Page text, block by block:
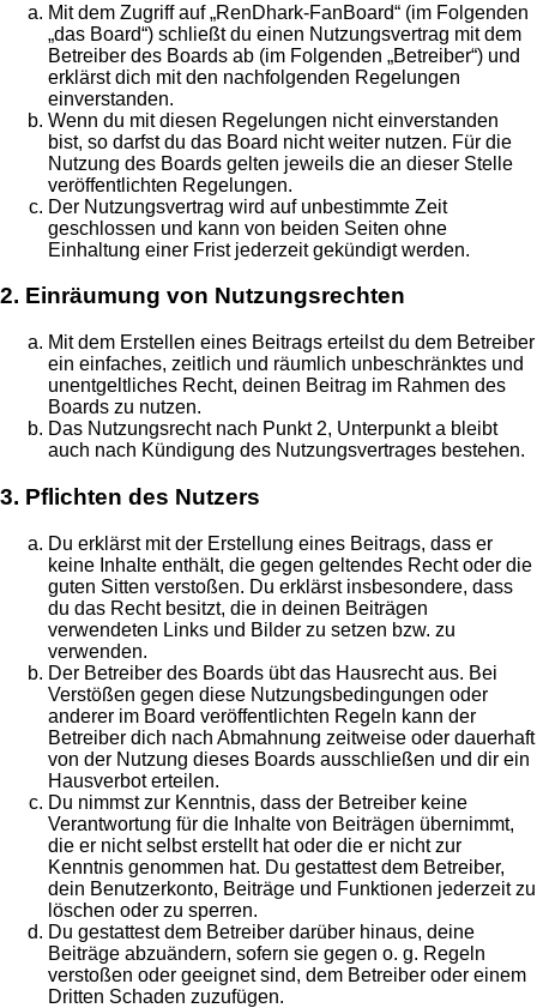
Mit dem Zugriff auf „RenDhark-FanBoard“ (im Folgenden
„das Board“) schließt du einen Nutzungsvertrag mit dem
Betreiber des Boards ab (im Folgenden „Betreiber“) und
erklärst dich mit den nachfolgenden Regelungen
einverstanden.
Wenn du mit diesen Regelungen nicht einverstanden
bist, so darfst du das Board nicht weiter nutzen. Für die
Nutzung des Boards gelten jeweils die an dieser Stelle
veröffentlichten Regelungen.
Der Nutzungsvertrag wird auf unbestimmte Zeit
geschlossen und kann von beiden Seiten ohne
Einhaltung einer Frist jederzeit gekündigt werden.
2. Einräumung von Nutzungsrechten
Mit dem Erstellen eines Beitrags erteilst du dem Betreiber
ein einfaches, zeitlich und räumlich unbeschränktes und
unentgeltliches Recht, deinen Beitrag im Rahmen des
Boards zu nutzen.
Das Nutzungsrecht nach Punkt 2, Unterpunkt a bleibt
auch nach Kündigung des Nutzungsvertrages bestehen.
3. Pflichten des Nutzers
Du erklärst mit der Erstellung eines Beitrags, dass er
keine Inhalte enthält, die gegen geltendes Recht oder die
guten Sitten verstoßen. Du erklärst insbesondere, dass
du das Recht besitzt, die in deinen Beiträgen
verwendeten Links und Bilder zu setzen bzw. zu
verwenden.
Der Betreiber des Boards übt das Hausrecht aus. Bei
Verstößen gegen diese Nutzungsbedingungen oder
anderer im Board veröffentlichten Regeln kann der
Betreiber dich nach Abmahnung zeitweise oder dauerhaft
von der Nutzung dieses Boards ausschließen und dir ein
Hausverbot erteilen.
Du nimmst zur Kenntnis, dass der Betreiber keine
Verantwortung für die Inhalte von Beiträgen übernimmt,
die er nicht selbst erstellt hat oder die er nicht zur
Kenntnis genommen hat. Du gestattest dem Betreiber,
dein Benutzerkonto, Beiträge und Funktionen jederzeit zu
löschen oder zu sperren.
Du gestattest dem Betreiber darüber hinaus, deine
Beiträge abzuändern, sofern sie gegen o. g. Regeln
verstoßen oder geeignet sind, dem Betreiber oder einem
Dritten Schaden zuzufügen.